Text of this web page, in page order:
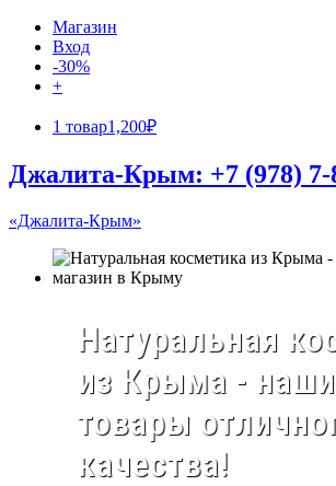
Магазин
Вход
-30%
+
1 товар1,200₽
Джалита-Крым: +7 (978) 7-
«Джалита-Крым»
Натуральная
из Крыма - наши
товары
качества!